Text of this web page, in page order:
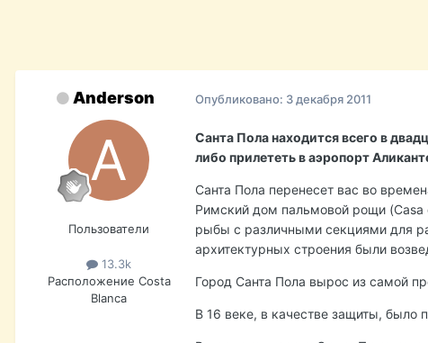
Anderson
Пользователи
13.3k
Расположение Costa
Blanca
Опубликовано: 3 декабря 2011
Санта Пола находится всего в
либо прилететь в аэропорт
Санта Пола перенесет вас во
Римский дом пальмовой рощи (Casa
рыбы с различными секциями для
архитектурных строения были
Город Санта Пола вырос из самой
В 16 веке, в качестве защиты, было